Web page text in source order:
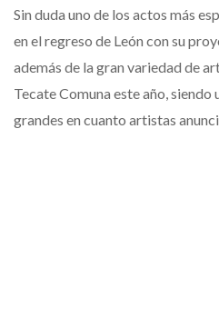
Sin duda uno de los actos más
en el regreso de León con su
además de la gran variedad de
Tecate Comuna este año, siendo
grandes en cuanto artistas